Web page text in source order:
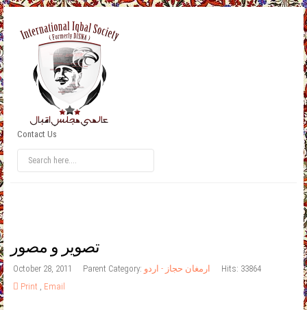
Contact Us
تصوير و مصور
October 28, 2011 Parent Category: ارمغان حجاز - اردو
Hits: 33864
Print , Email